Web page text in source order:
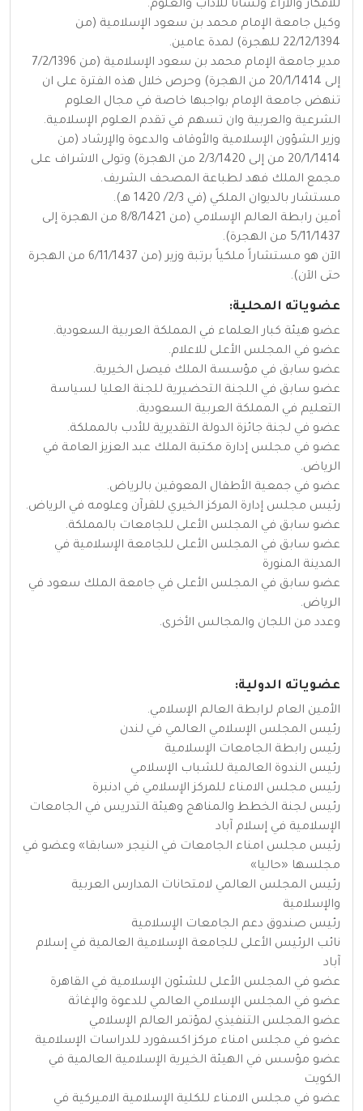
للأفكار والآراء ولساناً للآداب والعلوم.
وكيل جامعة الإمام محمد بن سعود الإسلامية (من
22/12/1394 للهجرة) لمدة عامين.
مدير جامعة الإمام محمد بن سعود الإسلامية (من 7/2/1396
إلى 20/1/1414 من الهجرة) وحرص خلال هذه الفترة على ان
تنهض جامعة الإمام بواجبها خاصة في مجال العلوم
الشرعية والعربية وان تسهم في تقدم العلوم الإسلامية.
وزير الشؤون الإسلامية والأوقاف والدعوة والإرشاد (من
20/1/1414 من إلى 2/3/1420 من الهجرة) وتولى الاشراف على
مجمع الملك فهد لطباعة المصحف الشريف.
مستشار بالديوان الملكي (في 2/3/ 1420 هـ).
أمين رابطة العالم الإسلامي (من 8/8/1421 من الهجرة إلى
5/11/1437 من الهجرة).
الآن هو مستشاراً ملكياً برتبة وزير (من 6/11/1437 من الهجرة
حتى الآن).
عضوياته المحلية:
عضو هيئة كبار العلماء في المملكة العربية السعودية.
عضو في المجلس الأعلى للاعلام.
عضو سابق في مؤسسة الملك فيصل الخيرية.
عضو سابق في اللجنة التحضيرية للجنة العليا لسياسة
التعليم في المملكة العربية السعودية.
عضو في لجنة جائزة الدولة التقديرية للأدب بالمملكة.
عضو في مجلس إدارة مكتبة الملك عبد العزيز العامة في
الرياض.
عضو في جمعية الأطفال المعوقين بالرياض.
رئيس مجلس إدارة المركز الخيري للقرآن وعلومه في الرياض.
عضو سابق في المجلس الأعلى للجامعات بالمملكة.
عضو سابق في المجلس الأعلى للجامعة الإسلامية في
المدينة المنورة
عضو سابق في المجلس الأعلى في جامعة الملك سعود في
الرياض.
وعدد من اللجان والمجالس الأخرى.
عضوياته الدولية:
الأمين العام لرابطة العالم الإسلامي.
رئيس المجلس الإسلامي العالمي في لندن
رئيس رابطة الجامعات الإسلامية
رئيس الندوة العالمية للشباب الإسلامي
رئيس مجلس الامناء للمركز الإسلامي في ادنبرة
رئيس لجنة الخطط والمناهج وهيئة التدريس في الجامعات
الإسلامية في إسلام آباد
رئيس مجلس امناء الجامعات في النيجر «سابقا» وعضو في
مجلسها «حاليا»
رئيس المجلس العالمي لامتحانات المدارس العربية
والإسلامية
رئيس صندوق دعم الجامعات الإسلامية
نائب الرئيس الأعلى للجامعة الإسلامية العالمية في إسلام
آباد
عضو في المجلس الأعلى للشئون الإسلامية في القاهرة
عضو في المجلس الإسلامي العالمي للدعوة والإغاثة
عضو المجلس التنفيذي لمؤتمر العالم الإسلامي
عضو في مجلس امناء مركز اكسفورد للدراسات الإسلامية
عضو مؤسس في الهيئة الخيرية الإسلامية العالمية في
الكويت
عضو في مجلس الامناء للكلية الإسلامية الاميركية في